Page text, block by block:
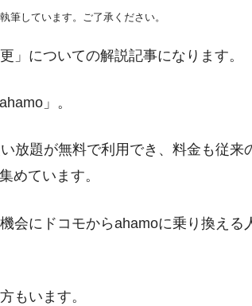
筆しています。ご了承ください。
」についての解説記事になります。
」。
放題が無料で利用でき、料金も従来
めています。
会にドコモからahamoに乗り換える
もいます。